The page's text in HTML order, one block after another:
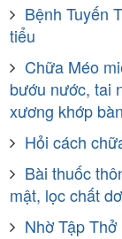
Bệnh Tuyến
tiểu
Chữa Méo
bướu nước, tai
xương khớp
Hỏi cách
Bài thuốc
mật, lọc chất
Nhờ Tập